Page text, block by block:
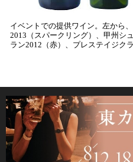
イベントでの提供ワイン。左から
2013（スパークリング）、甲州シ
ラン2012（赤）、プレステイジク